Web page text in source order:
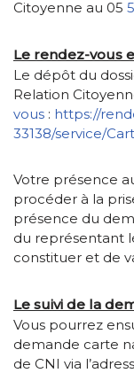
Citoyenne au 05
Le rendez-vous
Le dépôt du
Relation
vous : https://
33138/service/
Votre présence
procéder à la
présence du
du représentant
constituer et de
Le suivi de la
Vous pourrez
demande carte
de CNI via